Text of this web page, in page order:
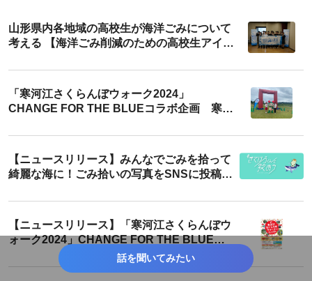
話を聞いてみたい
山形県内各地域の高校生が海洋ごみについて
考える 【海洋ごみ削減のための高校生アイデ
「寒河江さくらんぼウォーク2024」
CHANGE FOR THE BLUEコラボ企画 寒河
ンジを開催しました！
【ニュースリリース】みんなでごみを拾って
綺麗な海に！ごみ拾いの写真をSNSに投稿し
う”キャンペーン開始！
【ニュースリリース】「寒河江さくらんぼウ
ォーク2024」CHANGE FOR THE BLUEコ
ラボ企画 寒河江川から海を変えていこう！
ごみ拾い参加者に市内ラーメン店で使えるク